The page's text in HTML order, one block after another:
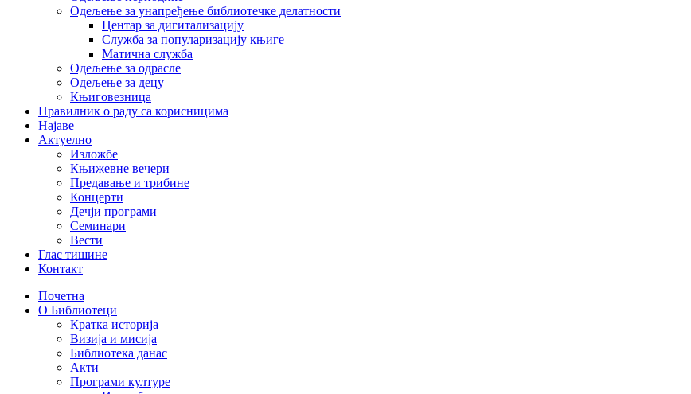
Одељење за унапређење библиотечке делатности
Центар за дигитализацију
Служба за популаризацију књиге
Матична служба
Одељење за одрасле
Одељење за децу
Књиговезница
Правилник о раду са корисницима
Најаве
Актуелно
Изложбе
Књижевне вечери
Предавање и трибине
Концерти
Дечји програми
Семинари
Вести
Глас тишине
Контакт
Почетна
О Библиотеци
Кратка историја
Визија и мисија
Библиотека данас
Акти
Програми културе